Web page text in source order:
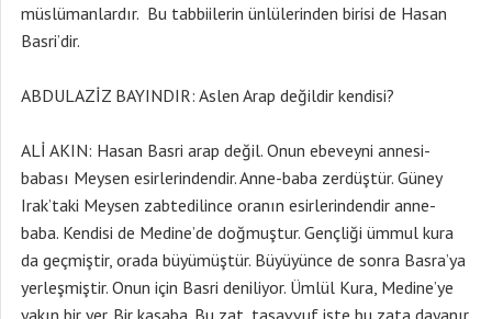
müslümanlardır. Bu tabbiilerin ünlülerinden birisi de Hasan
Basri’dir.
ABDULAZİZ BAYINDIR: Aslen Arap değildir kendisi?
ALİ AKIN: Hasan Basri arap değil. Onun ebeveyni annesi-
babası Meysen esirlerindendir. Anne-baba zerdüştür. Güney
Irak’taki Meysen zabtedilince oranın esirlerindendir anne-
baba. Kendisi de Medine’de doğmuştur. Gençliği ümmul kura
da geçmiştir, orada büyümüştür. Büyüyünce de sonra Basra’ya
yerleşmiştir. Onun için Basri deniliyor. Ümlül Kura, Medine’ye
yakın bir yer. Bir kasaba. Bu zat, tasavvuf işte bu zata dayanır.